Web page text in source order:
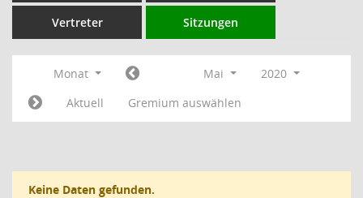
Vertreter Sitzungen
Monat Mai
2020
Aktuell
Gremium auswählen
Keine Daten gefunden.